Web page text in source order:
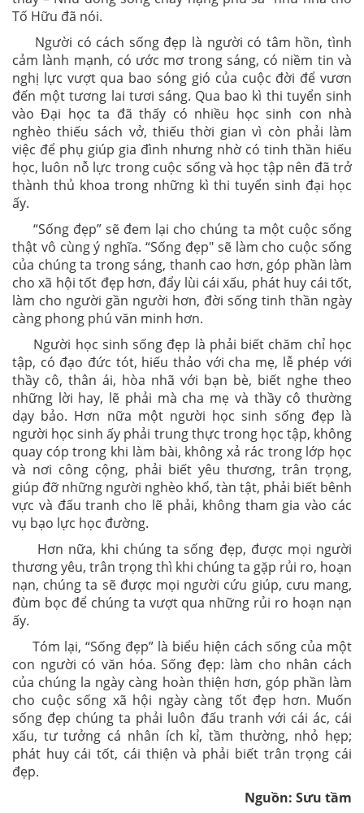
Tố Hữu đã nói.
Người có cách sống đẹp là người có tâm hồn, tình
cảm lành mạnh, có ước mơ trong sáng, có niềm tin và
nghị lực vượt qua bao sóng gió của cuộc đời để vươn
đến một tương lai tươi sáng. Qua bao kì thi tuyển sinh
vào Đại học ta đã thấy có nhiều học sinh con nhà
nghèo thiếu sách vở, thiếu thời gian vì còn phải làm
việc để phụ giúp gia đình nhưng nhờ có tinh thần hiếu
học, luôn nỗ lực trong cuộc sống và học tập nên đã trở
thành thủ khoa trong những kì thi tuyển sinh đại học
ấy.
“Sống đẹp” sẽ đem lại cho chúng ta một cuộc sống
thật vô cùng ý nghĩa. “Sống đẹp" sẽ làm cho cuộc sống
của chúng ta trong sáng, thanh cao hơn, góp phần làm
cho xã hội tốt đẹp hơn, đẩy lùi cái xấu, phát huy cái tốt,
làm cho người gần người hơn, đời sống tinh thần ngày
càng phong phú văn minh hơn.
Người học sinh sống đẹp là phải biết chăm chỉ học
tập, có đạo đức tót, hiếu thảo với cha mẹ, lễ phép với
thầy cô, thân ái, hòa nhã với bạn bè, biết nghe theo
những lời hay, lẽ phải mà cha mẹ và thầy cô thường
dạy bảo. Hơn nữa một người học sinh sống đẹp là
người học sinh ấy phải trung thực trong học tập, không
quay cóp trong khi làm bài, không xả rác trong lớp học
và nơi công cộng, phải biết yêu thương, trân trọng,
giúp đỡ những người nghèo khổ, tàn tật, phải biết bênh
vực và đấu tranh cho lẽ phải, không tham gia vào các
vụ bạo lực học đường.
Hơn nữa, khi chúng ta sống đẹp, được mọi người
thương yêu, trân trọng thì khi chúng ta gặp rủi ro, hoạn
nạn, chúng ta sẽ được mọi người cứu giúp, cưu mang,
đùm bọc để chúng ta vượt qua những rủi ro hoạn nạn
ấy.
Tóm lại, “Sống đẹp” là biểu hiện cách sống của một
con người có văn hóa. Sống đẹp: làm cho nhân cách
của chúng la ngày càng hoàn thiện hơn, góp phần làm
cho cuộc sống xã hội ngày càng tốt đẹp hơn. Muốn
sống đẹp chúng ta phải luôn đấu tranh với cái ác, cái
xấu, tư tưởng cá nhân ích kỉ, tầm thường, nhỏ hẹp;
phát huy cái tốt, cái thiện và phải biết trân trọng cái
đẹp.
Nguồn: Sưu tầm